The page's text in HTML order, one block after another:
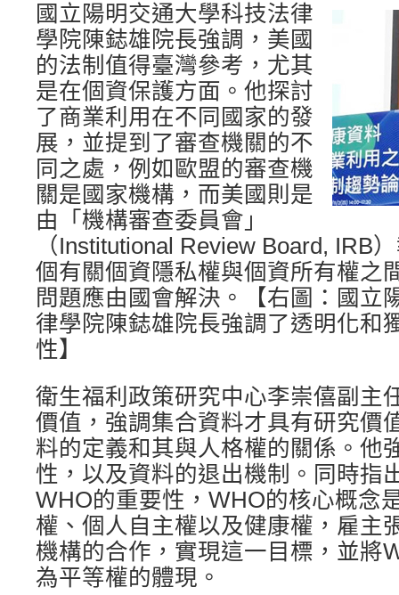
國立陽明交通大學科技法律
學院陳鋕雄院長強調，美國
的法制值得臺灣參考，尤其
是在個資保護方面。他探討
了商業利用在不同國家的發
展，並提到了審查機關的不
同之處，例如歐盟的審查機
關是國家機構，而美國則是
由「機構審查委員會」
（Institutional Review Board, IRB
個有關個資隱私權與個資所有權之
問題應由國會解決。【右圖：國立
律學院陳鋕雄院長強調了透明化和
性】
衛生福利政策研究中心李崇僖副主
價值，強調集合資料才具有研究價
料的定義和其與人格權的關係。他
性，以及資料的退出機制。同時指
WHO的重要性，WHO的核心概念
權、個人自主權以及健康權，雇主
機構的合作，實現這一目標，並將
為平等權的體現。